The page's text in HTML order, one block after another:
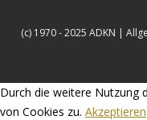
(c) 1970 - 2025 ADKN |
Durch die weitere Nutzung
von Cookies zu. Akzeptieren